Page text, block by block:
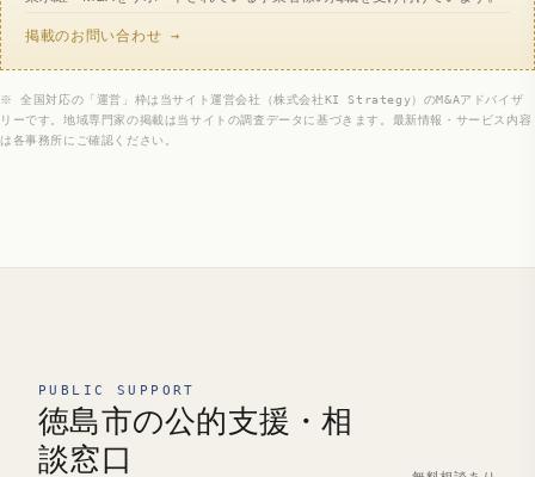
掲載のお問い合わせ →
※ 全国対応の「運営」枠は当サイト運営会社（株式会社KI Strategy）のM&Aアドバイザ
リーです。地域専門家の掲載は当サイトの調査データに基づきます。最新情報・サービス内容
は各事務所にご確認ください。
PUBLIC SUPPORT
徳島市の公的支援・相
談窓口